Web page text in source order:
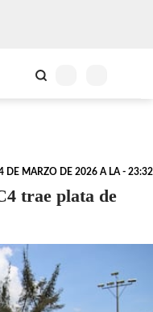
DE MARZO DE 2026 A LA - 23:32
trae plata de